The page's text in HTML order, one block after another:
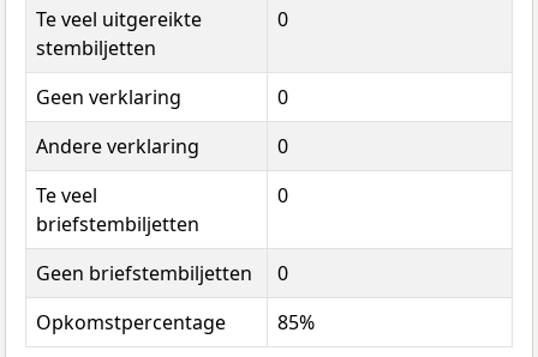
Te veel uitgereikte
stembiljetten
0
Geen verklaring
0
Andere verklaring
0
Te veel
briefstembiljetten
0
Geen briefstembiljetten
0
Opkomstpercentage
85%